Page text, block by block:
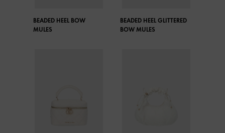
BEADED HEEL BOW
MULES
BEADED HEEL GLITTERED
BOW MULES